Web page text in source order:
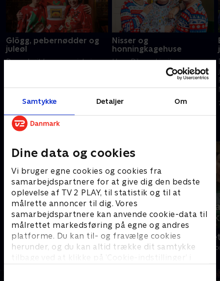
Samtykke Detaljer Om
Dine data og cookies
Vi bruger egne cookies og cookies fra
samarbejdspartnere for at give dig den bedste
oplevelse af TV 2 PLAY, til statistik og til at
målrette annoncer til dig. Vores
samarbejdspartnere kan anvende cookie-data til
målrettet markedsføring på egne og andres
platforme. Du kan til- og fravælge cookies
herunder, og du kan altid trække dit samtykke
tilbage ved at klikke på ’Cookie-indstillinger’ i
Glögg, pebernødder og
juleøl
Der er højt humør og julerier,
Rosa Kildahl og Sarah
Grünewald med på tur i det
30. november 2020 • 30 min
Nisser og
honningkagehuse
Hans Pilgaard inviterer
vennerne, komiker og
tekstforfatter Brian Lykke og
skuespiller og komiker Troels
Malling, på en rejse rundt i det
24. november 2021 • 30 min
Andre så også
Sæt pris på Danmark
Livsstil • 10 sæsoner Livsstil • 1